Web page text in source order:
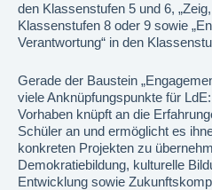
den Klassenstufen 5 und 6,
Klassenstufen 8 oder 9 sowie
Verantwortung“ in den
Gerade der Baustein
viele Anknüpfungspunkte für
Vorhaben knüpft an die
Schüler an und ermöglicht es
konkreten Projekten zu
Demokratiebildung, kulturelle
Entwicklung sowie